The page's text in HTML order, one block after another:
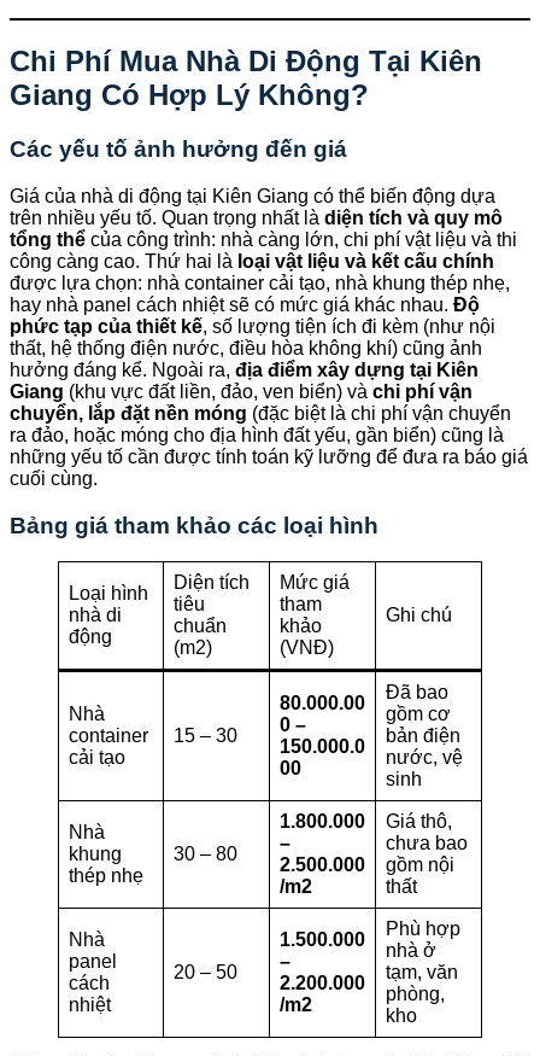
Chi Phí Mua Nhà Di Động Tại Kiên
Giang Có Hợp Lý Không?
Các yếu tố ảnh hưởng đến giá
Giá của nhà di động tại Kiên Giang có thể biến động dựa
trên nhiều yếu tố. Quan trọng nhất là diện tích và quy mô
tổng thể của công trình: nhà càng lớn, chi phí vật liệu và thi
công càng cao. Thứ hai là loại vật liệu và kết cấu chính
được lựa chọn: nhà container cải tạo, nhà khung thép nhẹ,
hay nhà panel cách nhiệt sẽ có mức giá khác nhau. Độ
phức tạp của thiết kế, số lượng tiện ích đi kèm (như nội
thất, hệ thống điện nước, điều hòa không khí) cũng ảnh
hưởng đáng kể. Ngoài ra, địa điểm xây dựng tại Kiên
Giang (khu vực đất liền, đảo, ven biển) và chi phí vận
chuyển, lắp đặt nền móng (đặc biệt là chi phí vận chuyển
ra đảo, hoặc móng cho địa hình đất yếu, gần biển) cũng là
những yếu tố cần được tính toán kỹ lưỡng để đưa ra báo giá
cuối cùng.
Bảng giá tham khảo các loại hình
Loại hình
nhà di
động
Diện tích
tiêu
chuẩn
(m2)
Mức giá
tham
khảo
(VNĐ)
Ghi chú
Nhà
container
cải tạo
15 – 30
80.000.00
0 –
150.000.0
00
Đã bao
gồm cơ
bản điện
nước, vệ
sinh
Nhà
khung
thép nhẹ
30 – 80
1.800.000
–
2.500.000
/m2
Giá thô,
chưa bao
gồm nội
thất
Nhà
panel
cách
nhiệt
20 – 50
1.500.000
–
2.200.000
/m2
Phù hợp
nhà ở
tạm, văn
phòng,
kho